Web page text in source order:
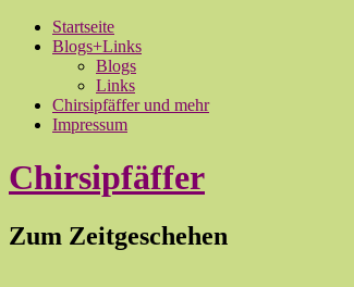
Startseite
Blogs+Links
Blogs
Links
Chirsipfäffer und mehr
Impressum
Chirsipfäffer
Zum Zeitgeschehen